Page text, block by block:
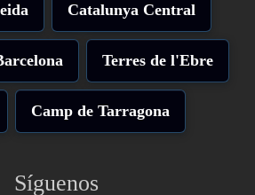
Catalunya Central
Terres de l'Ebre
Camp de Tarragona
Síguenos